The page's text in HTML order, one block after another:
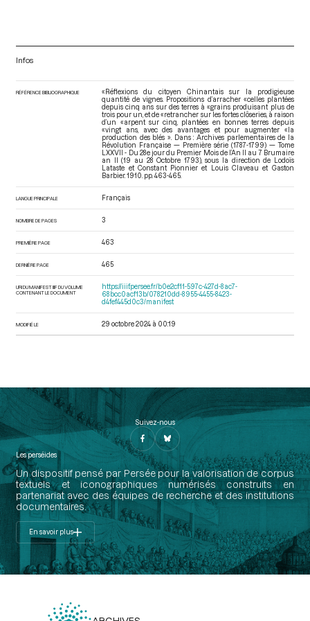
Infos
RÉFÉRENCE BIBLIOGRAPHIQUE
«Réflexions du citoyen Chinantais sur la prodigieuse
quantité de vignes. Propositions d’arracher «celles plantées
depuis cinq ans sur des terres à «grains produisant plus de
trois pour un, et de «retrancher sur les fortes clôseries, à raison
d’un «arpent sur cinq, plantées en bonnes terres depuis
«vingt ans, avec des avantages et pour augmenter «la
production des blés ». Dans : Archives parlementaires de la
Révolution Française — Première série (1787-1799) — Tome
LXXVII - Du 28e jour du Premier Mois de l’An II au 7 Brumaire
an II (19 au 28 Octobre 1793), sous la direction de Lodoïs
Lataste et Constant Pionnier et Louis Claveau et Gaston
Barbier. 1910. pp. 463-465.
LANGUE PRINCIPALE Français
NOMBRE DE PAGES 3
PREMIÈRE PAGE 463
DERNIÈRE PAGE 465
URI DU MANIFEST IIIF DU VOLUME
CONTENANT LE DOCUMENT
https://iiif.persee.fr/b0e2cf11-597c-427d-8ac7-
68bcc0acf13b/078210dd-8955-4455-8423-
d4fef445d0c3/manifest
MODIFIÉ LE 29 octobre 2024 à 00:19
Suivez-nous
Les perséides
Un dispositif pensé par Persée pour la valorisation de corpus
textuels et iconographiques numérisés construits en
partenariat avec des équipes de recherche et des institutions
documentaires.
En savoir plus